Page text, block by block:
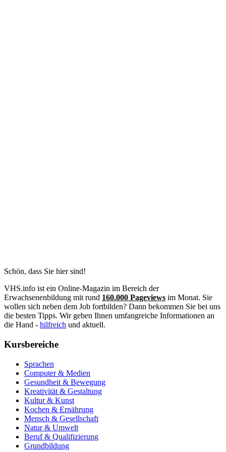
Schön, dass Sie hier sind!
VHS.info ist ein Online-Magazin im Bereich der
Erwachsenenbildung mit rund 160.000 Pageviews im Monat. Sie
wollen sich neben dem Job fortbilden? Dann bekommen Sie bei uns
die besten Tipps. Wir geben Ihnen umfangreiche Informationen an
die Hand - hilfreich und aktuell.
Kursbereiche
Sprachen
Computer & Medien
Gesundheit & Bewegung
Kreativität & Gestaltung
Kultur & Kunst
Kochen & Ernährung
Mensch & Gesellschaft
Natur & Umwelt
Beruf & Qualifizierung
Grundbildung